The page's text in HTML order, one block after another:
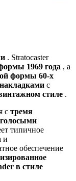
. Stratocaster
1969 года , а
формы 60-х
с
стиле .
с тремя
типичное
и
обеспечение
в стиле